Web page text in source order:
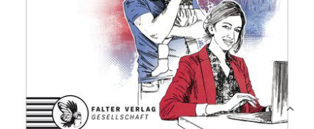
ISBN: 978-3-85439-
634-5
Bibliografische Daten
Produktbeschreibung